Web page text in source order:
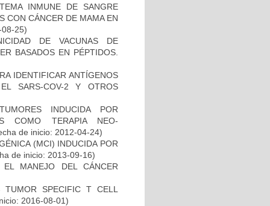
INMUNE DE SANGRE
CON CÁNCER DE MAMA EN
25)
DE VACUNAS DE
BASADOS EN PÉPTIDOS.
IDENTIFICAR ANTÍGENOS
SARS-COV-2 Y OTROS
INDUCIDA POR
COMO TERAPIA NEO-
de inicio: 2012-04-24)
(MCI) INDUCIDA POR
de inicio: 2013-09-16)
EL MANEJO DEL CÁNCER
TUMOR SPECIFIC T CELL
2016-08-01)